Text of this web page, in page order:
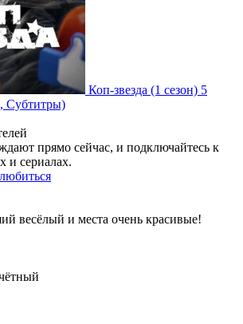
Коп-звезда (1 сезон) 5
Субтитры)
прямо сейчас, и подключайтесь к
и сериалах.
весёлый и места очень красивые!